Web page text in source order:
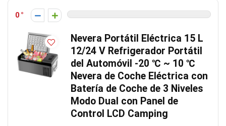
0
Nevera Portátil Eléctrica 15 L
12/24 V Refrigerador Portátil
del Automóvil -20 ℃ ~ 10 ℃
Nevera de Coche Eléctrica con
Batería de Coche de 3 Niveles
Modo Dual con Panel de
Control LCD Camping